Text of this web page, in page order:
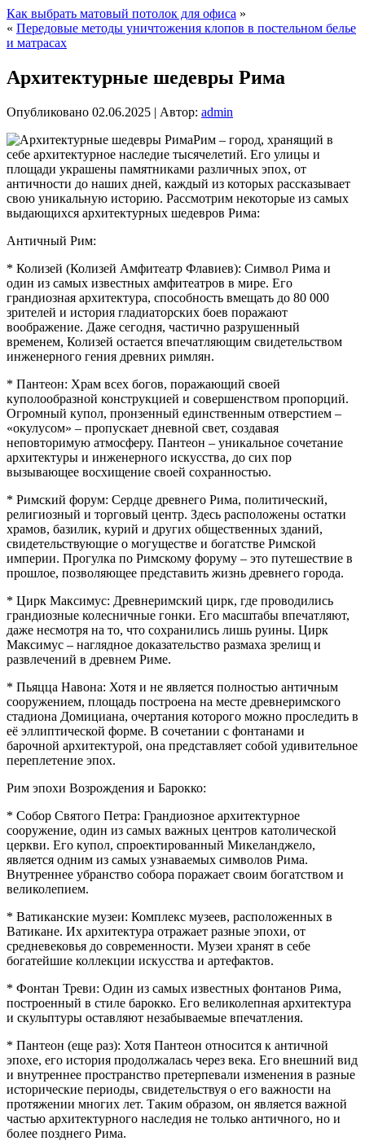
Как выбрать матовый потолок для офиса »
« Передовые методы уничтожения клопов в постельном белье
и матрасах
Архитектурные шедевры Рима
Опубликовано 02.06.2025 | Автор: admin
Рим – город, хранящий в
себе архитектурное наследие тысячелетий. Его улицы и
площади украшены памятниками различных эпох, от
античности до наших дней, каждый из которых рассказывает
свою уникальную историю. Рассмотрим некоторые из самых
выдающихся архитектурных шедевров Рима:
Античный Рим:
* Колизей (Колизей Амфитеатр Флавиев): Символ Рима и
один из самых известных амфитеатров в мире. Его
грандиозная архитектура, способность вмещать до 80 000
зрителей и история гладиаторских боев поражают
воображение. Даже сегодня, частично разрушенный
временем, Колизей остается впечатляющим свидетельством
инженерного гения древних римлян.
* Пантеон: Храм всех богов, поражающий своей
куполообразной конструкцией и совершенством пропорций.
Огромный купол, пронзенный единственным отверстием –
«окулусом» – пропускает дневной свет, создавая
неповторимую атмосферу. Пантеон – уникальное сочетание
архитектуры и инженерного искусства, до сих пор
вызывающее восхищение своей сохранностью.
* Римский форум: Сердце древнего Рима, политический,
религиозный и торговый центр. Здесь расположены остатки
храмов, базилик, курий и других общественных зданий,
свидетельствующие о могуществе и богатстве Римской
империи. Прогулка по Римскому форуму – это путешествие в
прошлое, позволяющее представить жизнь древнего города.
* Цирк Максимус: Древнеримский цирк, где проводились
грандиозные колесничные гонки. Его масштабы впечатляют,
даже несмотря на то, что сохранились лишь руины. Цирк
Максимус – наглядное доказательство размаха зрелищ и
развлечений в древнем Риме.
* Пьяцца Навона: Хотя и не является полностью античным
сооружением, площадь построена на месте древнеримского
стадиона Домициана, очертания которого можно проследить в
её эллиптической форме. В сочетании с фонтанами и
барочной архитектурой, она представляет собой удивительное
переплетение эпох.
Рим эпохи Возрождения и Барокко:
* Собор Святого Петра: Грандиозное архитектурное
сооружение, один из самых важных центров католической
церкви. Его купол, спроектированный Микеланджело,
является одним из самых узнаваемых символов Рима.
Внутреннее убранство собора поражает своим богатством и
великолепием.
* Ватиканские музеи: Комплекс музеев, расположенных в
Ватикане. Их архитектура отражает разные эпохи, от
средневековья до современности. Музеи хранят в себе
богатейшие коллекции искусства и артефактов.
* Фонтан Треви: Один из самых известных фонтанов Рима,
построенный в стиле барокко. Его великолепная архитектура
и скульптуры оставляют незабываемые впечатления.
* Пантеон (еще раз): Хотя Пантеон относится к античной
эпохе, его история продолжалась через века. Его внешний вид
и внутреннее пространство претерпевали изменения в разные
исторические периоды, свидетельствуя о его важности на
протяжении многих лет. Таким образом, он является важной
частью архитектурного наследия не только античного, но и
более позднего Рима.